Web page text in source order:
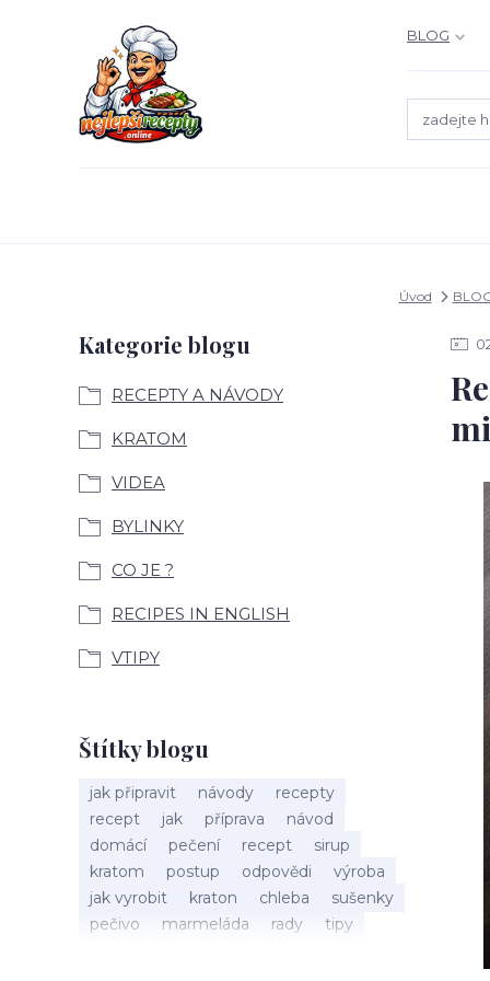
BLOG
Úvod
Kategorie blogu
RECEPTY A NÁVODY
KRATOM
VIDEA
BYLINKY
CO JE ?
RECIPES IN ENGLISH
VTIPY
Štítky blogu
jak připravit návody
recepty
recept
jak příprava
návod
domácí
pečení recept
sirup
kratom
postup odpovědi
výroba
jak vyrobit
kraton chleba
sušenky
pečivo
marmeláda rady
tipy